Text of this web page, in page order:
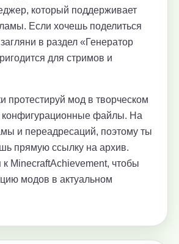
который поддерживает
Если хочешь поделиться
в раздел «Генератор
для стримов и
протестируй мод в творческом
конфигурационные файлы. На
и переадресаций, поэтому ты
прямую ссылку на архив.
MinecraftAchievement, чтобы
модов в актуальном